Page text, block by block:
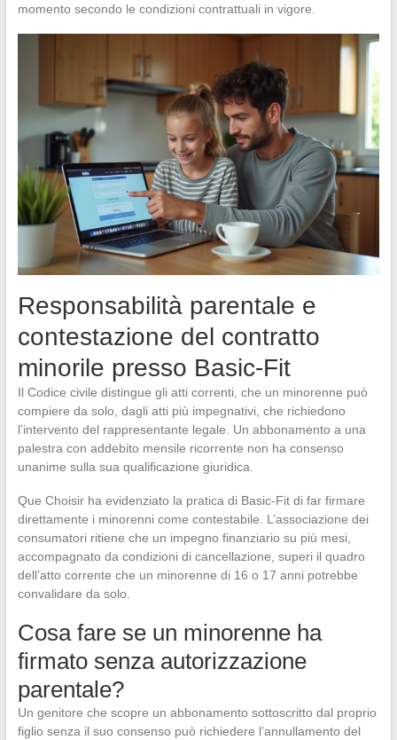
momento secondo le condizioni contrattuali in vigore.
Responsabilità parentale e
contestazione del contratto
minorile presso Basic-Fit
Il Codice civile distingue gli atti correnti, che un minorenne può
compiere da solo, dagli atti più impegnativi, che richiedono
l’intervento del rappresentante legale. Un abbonamento a una
palestra con addebito mensile ricorrente non ha consenso
unanime sulla sua qualificazione giuridica.
Que Choisir ha evidenziato la pratica di Basic-Fit di far firmare
direttamente i minorenni come contestabile. L’associazione dei
consumatori ritiene che un impegno finanziario su più mesi,
accompagnato da condizioni di cancellazione, superi il quadro
dell’atto corrente che un minorenne di 16 o 17 anni potrebbe
convalidare da solo.
Cosa fare se un minorenne ha
firmato senza autorizzazione
parentale?
Un genitore che scopre un abbonamento sottoscritto dal proprio
figlio senza il suo consenso può richiedere l’annullamento del